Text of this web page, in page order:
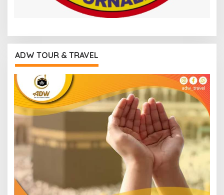
ADW TOUR & TRAVEL